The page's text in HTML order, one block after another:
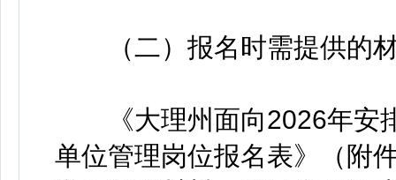
（二）报名时需提供的
《大理州面向2026年安
单位管理岗位报名表》（附